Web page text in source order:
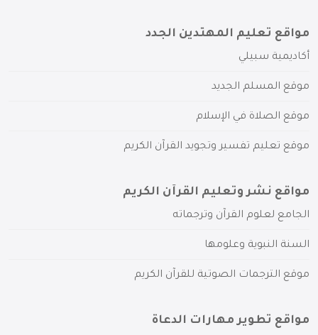
مواقع تعليم المهتدين الجدد
أكاديمية سبيلي
موقع المسلم الجديد
موقع الصلاة في الإسلام
موقع تعليم تفسير وتجويد القرآن الكريم
مواقع نشر وتعليم القرآن الكريم
الجامع لعلوم القرآن وترجماته
السنة النبوية وعلومها
موقع الترجمات الصوتية للقرآن الكريم
مواقع تطوير مهارات الدعاة